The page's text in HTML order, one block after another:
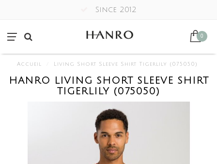
Since 2012
0
Accueil Living Short Sleeve Shirt Tigerlily (075050)
HANRO LIVING SHORT SLEEVE SHIRT
TIGERLILY (075050)